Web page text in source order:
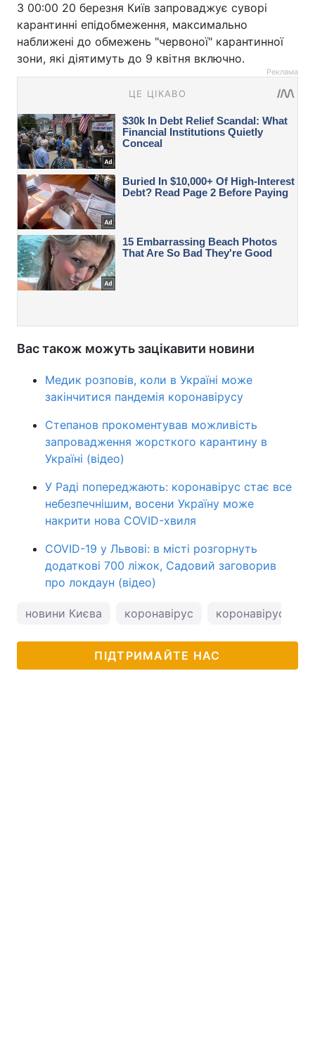
З 00:00 20 березня Київ запроваджує суворі
карантинні епідобмеження, максимально
наближені до обмежень "червоної" карантинної
зони, які діятимуть до 9 квітня включно.
Реклама
Вас також можуть зацікавити новини
Медик розповів, коли в Україні може
закінчитися пандемія коронавірусу
Степанов прокоментував можливість
запровадження жорсткого карантину в
Україні (відео)
У Раді попереджають: коронавірус стає все
небезпечнішим, восени Україну може
накрити нова COVID-хвиля
COVID-19 у Львові: в місті розгорнуть
додаткові 700 ліжок, Садовий заговорив
про локдаун (відео)
новини Києва коронавірус коронавірус в
ПІДТРИМАЙТЕ НАС